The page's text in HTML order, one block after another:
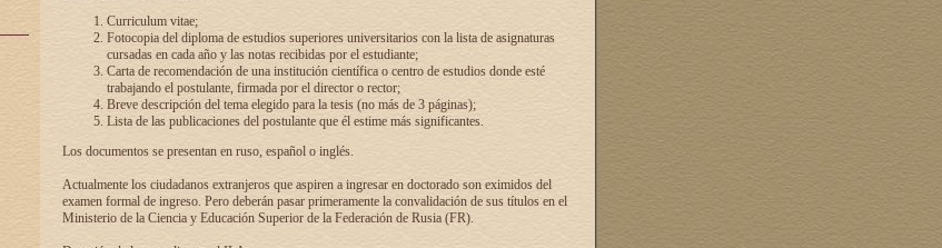
Curriculum vitae;
Fotocopia del diploma de estudios superiores universitarios con la lista de asignaturas
cursadas en cada año y las notas recibidas por el estudiante;
Carta de recomendación de una institución científica o centro de estudios donde esté
trabajando el postulante, firmada por el director o rector;
Breve descripción del tema elegido para la tesis (no más de 3 páginas);
Lista de las publicaciones del postulante que él estime más significantes.
Los documentos se presentan en ruso, español o inglés.
Actualmente los ciudadanos extranjeros que aspiren a ingresar en doctorado son eximidos del
examen formal de ingreso. Pero deberán pasar primeramente la convalidación de sus títulos en el
Ministerio de la Ciencia y Educación Superior de la Federación de Rusia (FR).